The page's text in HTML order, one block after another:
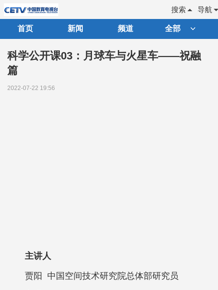
导航
搜索
首页 新闻 频道 全部
科学公开课03：月球车与火星车——祝融
篇
2022-07-22 19:56
主讲人
贾阳 中国空间技术研究院总体部研究员